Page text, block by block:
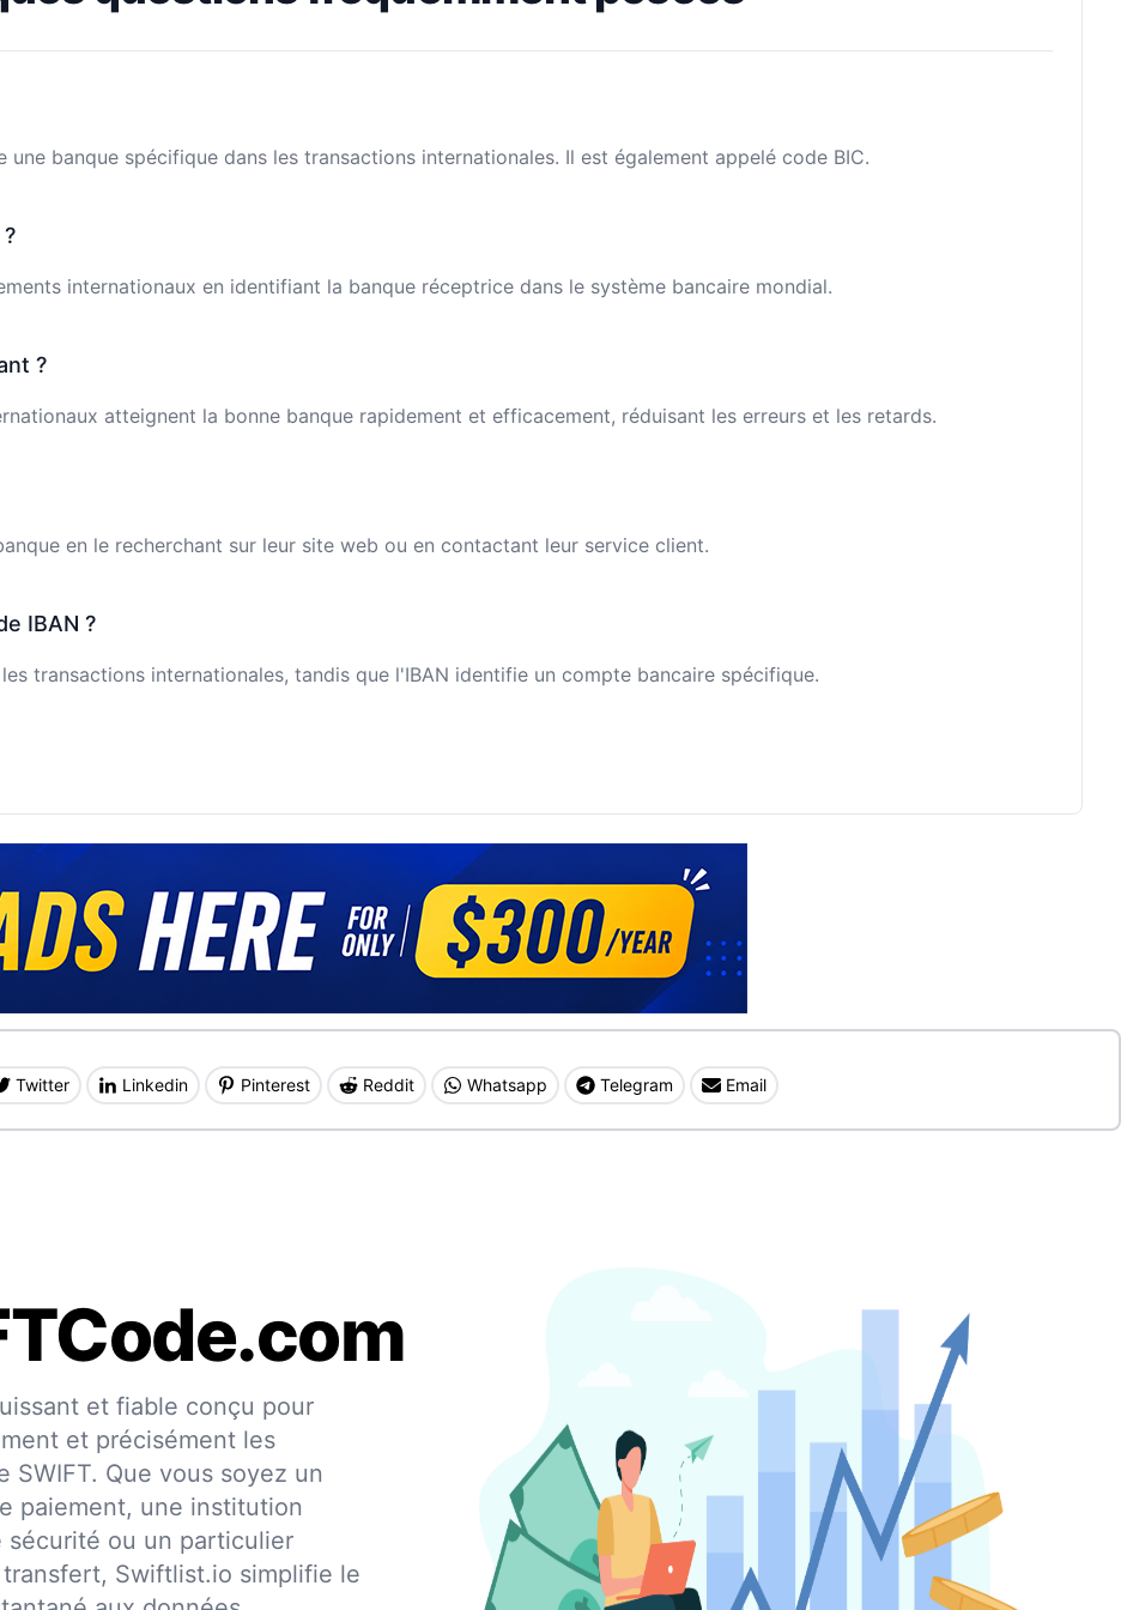
banque spécifique dans les transactions internationales. Il est également appelé code BIC.
internationaux en identifiant la banque réceptrice dans le système bancaire mondial.
?
atteignent la bonne banque rapidement et efficacement, réduisant les erreurs et les retards.
en le recherchant sur leur site web ou en contactant leur service client.
IBAN ?
transactions internationales, tandis que l'IBAN identifie un compte bancaire spécifique.
Twitter Linkedin Pinterest Reddit Whatsapp Telegram Email
et fiable conçu pour
et précisément les
SWIFT. Que vous soyez un
paiement, une institution
ou un particulier
Swiftlist.io simplifie le